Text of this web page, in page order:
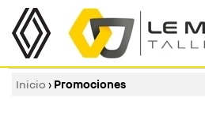
Inicio › Promociones